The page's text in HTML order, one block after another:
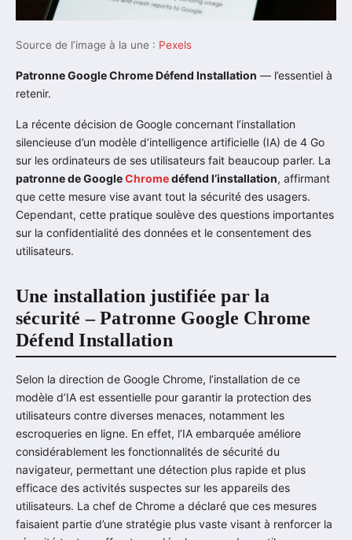
Source de l’image à la une : Pexels
Patronne Google Chrome Défend Installation — l’essentiel à
retenir.
La récente décision de Google concernant l’installation
silencieuse d’un modèle d’intelligence artificielle (IA) de 4 Go
sur les ordinateurs de ses utilisateurs fait beaucoup parler. La
patronne de GoogleChromedéfend l’installation, affirmant
que cette mesure vise avant tout la sécurité des usagers.
Cependant, cette pratique soulève des questions importantes
sur la confidentialité des données et le consentement des
utilisateurs.
Une installation justifiée par la
sécurité – Patronne Google Chrome
Défend Installation
Selon la direction de Google Chrome, l’installation de ce
modèle d’IA est essentielle pour garantir la protection des
utilisateurs contre diverses menaces, notamment les
escroqueries en ligne. En effet, l’IA embarquée améliore
considérablement les fonctionnalités de sécurité du
navigateur, permettant une détection plus rapide et plus
efficace des activités suspectes sur les appareils des
utilisateurs. La chef de Chrome a déclaré que ces mesures
faisaient partie d’une stratégie plus vaste visant à renforcer la